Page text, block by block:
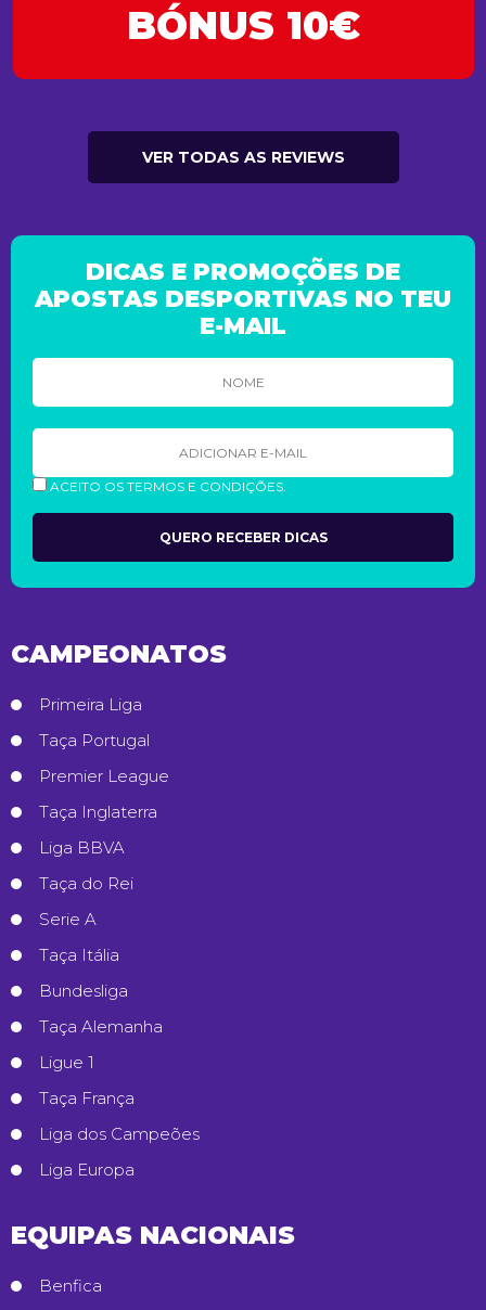
BÓNUS 10€
VER TODAS AS REVIEWS
DICAS E PROMOÇÕES DE
APOSTAS DESPORTIVAS NO TEU
E-MAIL
ACEITO OS TERMOS E CONDIÇÕES.
CAMPEONATOS
Primeira Liga
Taça Portugal
Premier League
Taça Inglaterra
Liga BBVA
Taça do Rei
Serie A
Taça Itália
Bundesliga
Taça Alemanha
Ligue 1
Taça França
Liga dos Campeões
Liga Europa
EQUIPAS NACIONAIS
Benfica